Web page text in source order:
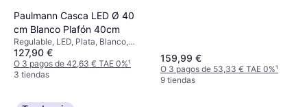
Paulmann Casca LED Ø 40
cm Blanco Plafón 40cm
Regulable, LED, Plata, Blanco,
Negro, Metal, Clase IP: IP20
127,90 €
O 3 pagos de 42,63 € TAE 0%¹
3 tiendas
159,99 €
O 3 pagos de 53,33 € TAE 0%¹
9 tiendas